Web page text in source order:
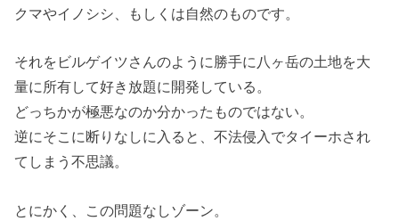
クマやイノシシ、もしくは自然のものです。
それをビルゲイツさんのように勝手に八ヶ岳の土地を大
量に所有して好き放題に開発している。
どっちかが極悪なのか分かったものではない。
逆にそこに断りなしに入ると、不法侵入でタイーホされ
てしまう不思議。
とにかく、この問題なしゾーン。